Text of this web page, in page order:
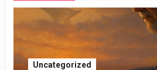
Uncategorized